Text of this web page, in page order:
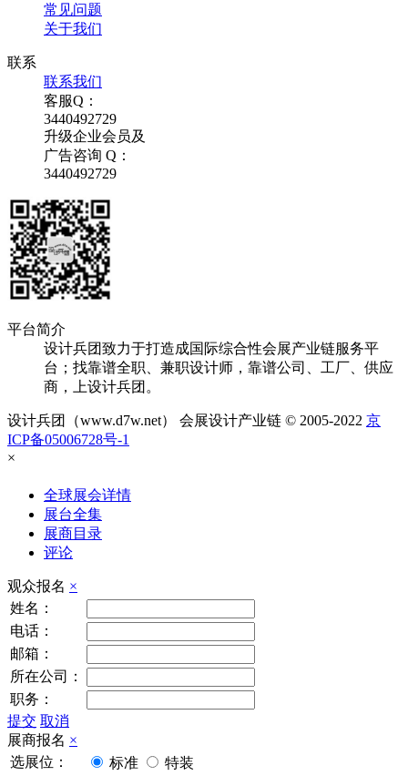
常见问题
关于我们
联系
联系我们
客服Q：
3440492729
升级企业会员及
广告咨询 Q：
3440492729
平台简介
设计兵团致力于打造成国际综合性会展产业链服务平
台；找靠谱全职、兼职设计师，靠谱公司、工厂、供应
商，上设计兵团。
设计兵团（www.d7w.net） 会展设计产业链 © 2005-2022 京
ICP备05006728号-1
×
全球展会详情
展台全集
展商目录
评论
观众报名 ×
姓名：
电话：
邮箱：
所在公司：
职务：
提交 取消
展商报名 ×
选展位：
标准
特装